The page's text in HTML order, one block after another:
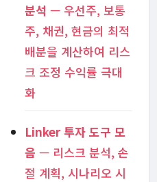
분석 — 우선주, 보통
주, 채권, 현금의 최적
배분을 계산하여 리스
크 조정 수익률 극대
화
Linker 투자 도구 모
음 — 리스크 분석, 손
절 계획, 시나리오 시